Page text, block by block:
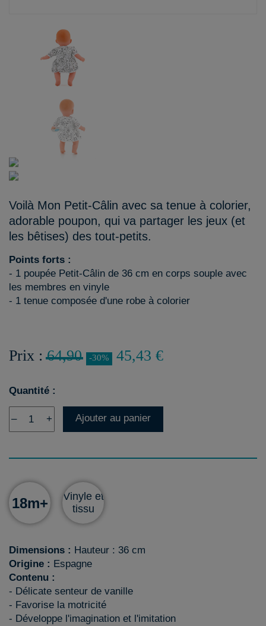
Voilà Mon Petit-Câlin avec sa tenue à colorier,
adorable poupon, qui va partager les jeux (et
les bêtises) des tout-petits.
Points forts :
- 1 poupée Petit-Câlin de 36 cm en corps souple avec
les membres en vinyle
- 1 tenue composée d'une robe à colorier
Prix :64,90 -30% 45,43 €
Quantité :
– + Ajouter au panier
18m+
Vinyle et
tissu
Dimensions : Hauteur : 36 cm
Origine : Espagne
Contenu :
- Délicate senteur de vanille
- Favorise la motricité
- Développe l'imagination et l'imitation